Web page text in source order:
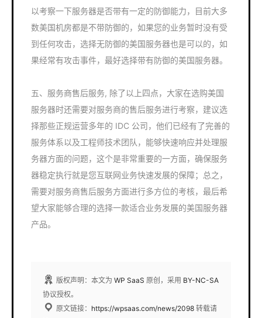
以考察一下服务器是否带有一定的防御能力，目前大多
数美国机房都是不带防御的，如果您的业务暂时没有受
到任何攻击，选择无防御的美国服务器也是可以的，如
果经常有攻击事件，最好选择带有防御的美国服务器。
五、服务商售后服务, 除了以上四点，大家在选购美国
服务器时还需要对服务商的售后服务进行考察，建议选
择那些正规运营多年的 IDC 公司，他们已经有了完善的
服务体系以及工程师技术团队，能够快速响应并处理服
务器方面的问题，这个是非常重要的一方面，确保服务
器稳定执行就是您互联网业务快速发展的保障；总之，
需要对服务商售后服务方面进行多方位的考核，最后希
望大家能够合理的选择一款适合业务发展的美国服务器
产品。
版权声明：本文为 WP SaaS 原创，采用 BY-NC-SA
协议授权。
原文链接： https://wpsaas.com/news/2098 转载请